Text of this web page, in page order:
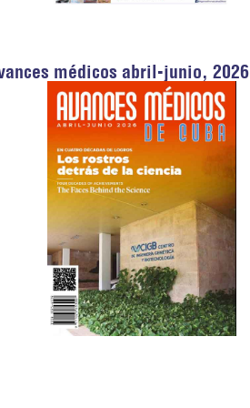
médicos abril-junio, 2026